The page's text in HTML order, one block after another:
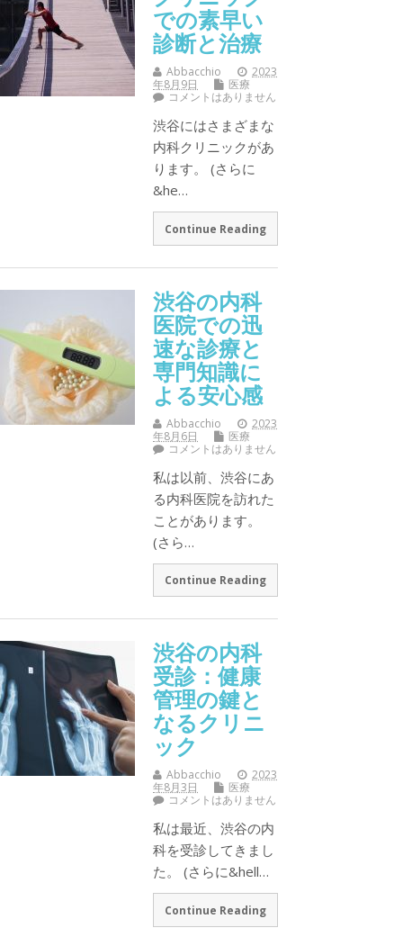
での素早い
診断と治療
Abbacchio
2023
年8月9日
医療
コメントはありません
渋谷にはさまざまな
内科クリニックがあ
ります。 (さらに
&he…
Continue Reading
渋谷の内科
医院での迅
速な診療と
専門知識に
よる安心感
Abbacchio
2023
年8月6日
医療
コメントはありません
私は以前、渋谷にあ
る内科医院を訪れた
ことがあります。
(さら…
Continue Reading
渋谷の内科
受診：健康
管理の鍵と
なるクリニ
ック
Abbacchio
2023
年8月3日
医療
コメントはありません
私は最近、渋谷の内
科を受診してきまし
た。 (さらに&hell…
Continue Reading